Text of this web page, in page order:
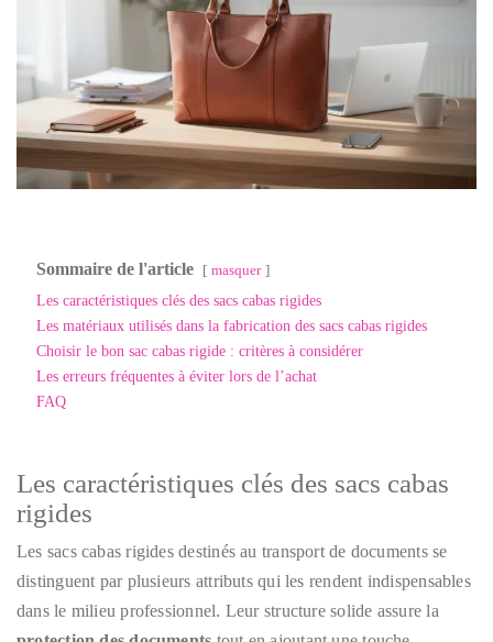
Sommaire de l'article masquer
Les caractéristiques clés des sacs cabas rigides
Les matériaux utilisés dans la fabrication des sacs cabas rigides
Choisir le bon sac cabas rigide : critères à considérer
Les erreurs fréquentes à éviter lors de l’achat
FAQ
Les caractéristiques clés des sacs cabas
rigides
Les sacs cabas rigides destinés au transport de documents se
distinguent par plusieurs attributs qui les rendent indispensables
dans le milieu professionnel. Leur structure solide assure la